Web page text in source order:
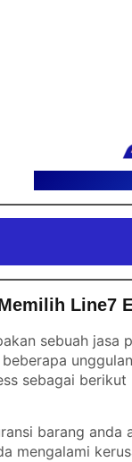
Line7
sebuah
sebagai berikut
barang
mengalami